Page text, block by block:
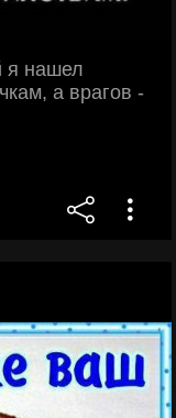
я нашел
а врагов -